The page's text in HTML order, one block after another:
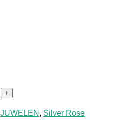
JUWELEN , Silver Rose